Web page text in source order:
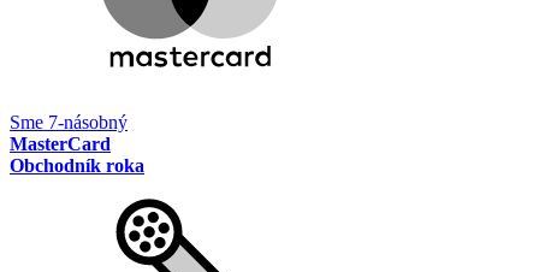
Sme 7-násobný
MasterCard
Obchodník roka